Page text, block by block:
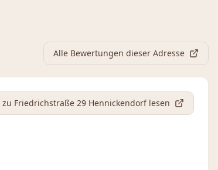
Alle Bewertungen dieser Adresse
zu Friedrichstraße 29 Hennickendorflesen